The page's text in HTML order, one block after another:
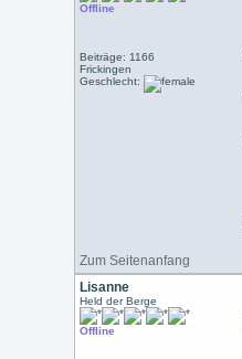
Offline
Beiträge: 1166
Frickingen
Geschlecht:
Zum Seitenanfang
Lisanne
Held der Berge
Offline